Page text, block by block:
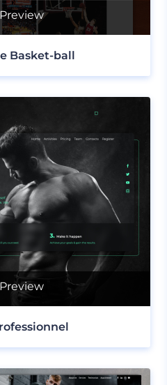
Preview
Basket-ball
Preview